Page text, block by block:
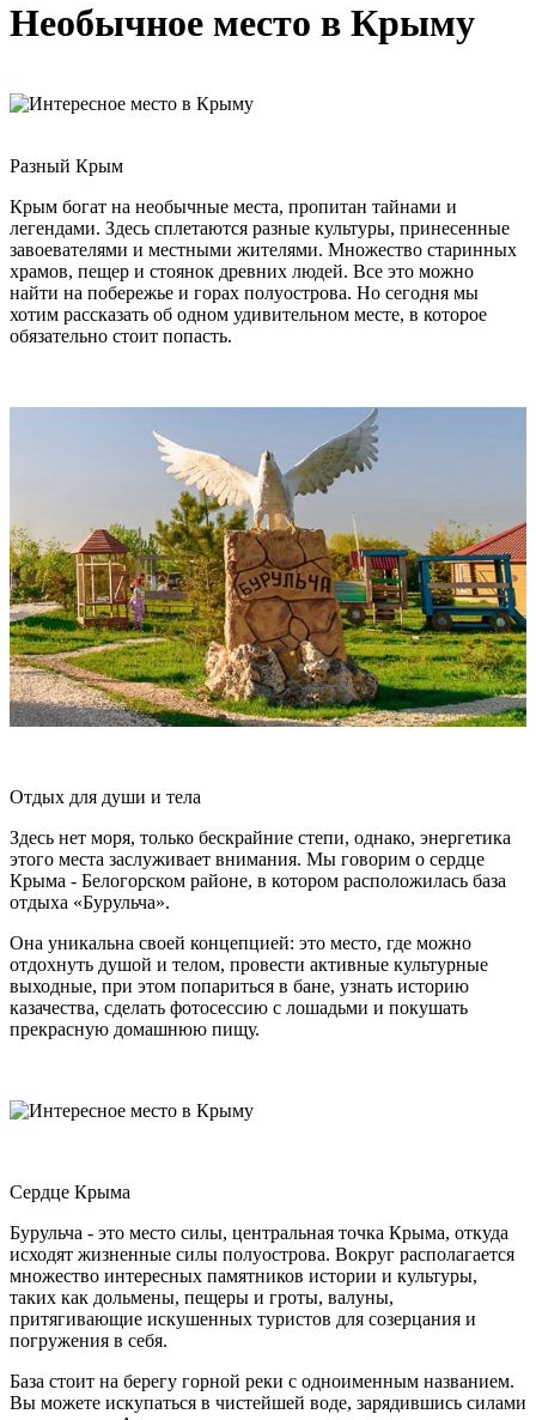
Необычное место в Крыму
Разный Крым
Крым богат на необычные места, пропитан тайнами и
легендами. Здесь сплетаются разные культуры, принесенные
завоевателями и местными жителями. Множество старинных
храмов, пещер и стоянок древних людей. Все это можно
найти на побережье и горах полуострова. Но сегодня мы
хотим рассказать об одном удивительном месте, в которое
обязательно стоит попасть.
Отдых для души и тела
Здесь нет моря, только бескрайние степи, однако, энергетика
этого места заслуживает внимания. Мы говорим о сердце
Крыма - Белогорском районе, в котором расположилась база
отдыха «Бурульча».
Она уникальна своей концепцией: это место, где можно
отдохнуть душой и телом, провести активные культурные
выходные, при этом попариться в бане, узнать историю
казачества, сделать фотосессию с лошадьми и покушать
прекрасную домашнюю пищу.
Сердце Крыма
Бурульча - это место силы, центральная точка Крыма, откуда
исходят жизненные силы полуострова. Вокруг располагается
множество интересных памятников истории и культуры,
таких как дольмены, пещеры и гроты, валуны,
притягивающие искушенных туристов для созерцания и
погружения в себя.
База стоит на берегу горной реки с одноименным названием.
Вы можете искупаться в чистейшей воде, зарядившись силами